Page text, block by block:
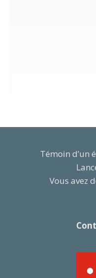
Témoin d’un
Vous avez